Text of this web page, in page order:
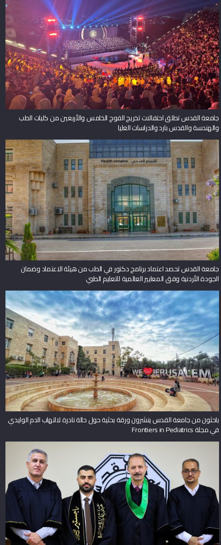
جامعة القدس تطلق احتفالات تخريج الفوج الخامس والأربعين من كليات الطب
والهندسة والقدس بارد والدراسات العليا
جامعة القدس تحصد اعتماد برنامج دكتور في الطب من هيئة الاعتماد وضمان
الجودة الأردنية وفق المعايير العالمية للتعليم الطبي
باحثون من جامعة القدس ينشرون ورقة بحثية حول حالة نادرة لالتهاب الدم الوليدي
في مجلة Frontiers in Pediatrics